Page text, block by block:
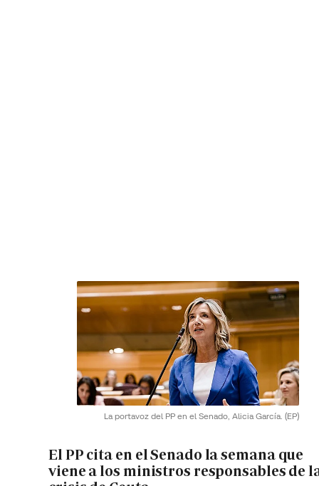
La portavoz del PP en el Senado, Alicia García. (EP)
El PP cita en el Senado la semana que
viene a los ministros responsables de